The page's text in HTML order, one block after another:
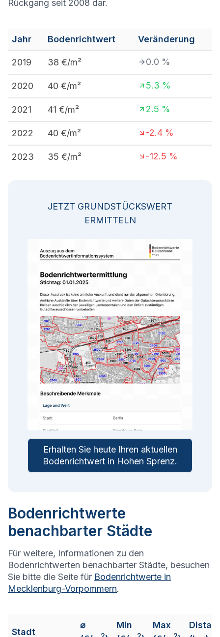
Rückgang seit 2008 dar.
Jahr Bodenrichtwert Veränderung
2019 38 €/m² 0.0 %
2020 40 €/m² 5.3 %
2021 41 €/m² 2.5 %
2022 40 €/m² -2.4 %
2023 35 €/m² -12.5 %
JETZT GRUNDSTÜCKSWERT
ERMITTELN
Erhalten Sie heute Ihren aktuellen
Bodenrichtwert in Hohen Sprenz.
Bodenrichtwerte
benachbarter Städte
Für weitere, Informationen zu den
Bodenrichtwerten benachbarter Städte, besuchen
Sie bitte die Seite für Bodenrichtwerte in
Mecklenburg-Vorpommern.
Stadt
⌀
Min
Max